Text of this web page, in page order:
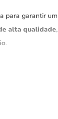
para garantir um
alta qualidade
.